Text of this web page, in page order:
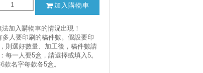
加入購物車
加入購物車的情況出現！
人要印刷的稿件數。假設要印
則選好數量、加工後，稿件數請
一人要5盒，請選擇或填入5。
名字每款各5盒。